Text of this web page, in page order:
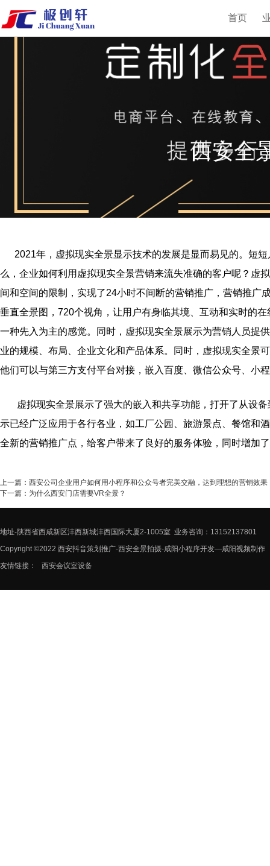
首页
西安全
2021年，虚拟现实全景显示技术的发展是显而易见的。短短
么，企业如何利用虚拟现实全景营销来流失准确的客户呢？虚
间和空间的限制，实现了24小时不间断的营销推广，营销推广
垂直全景图，720个视角，让用户有身临其境、互动和实时的
一种先入为主的感觉。同时，虚拟现实全景展示为营销人员提
业的规模、布局、企业文化和产品体系。同时，虚拟现实全景
他们可以与第三方支付平台对接，嵌入百度、微信公众号、小
虚拟现实全景展示了强大的嵌入和共享功能，打开了从设备
示已经广泛应用于各行各业，如工厂公园、旅游景点、餐馆和
全新的营销推广点，给客户带来了良好的服务体验，同时增加
上一篇： 西安公司企业用户如何用小程序和公众号者完美交融，达到理想的营销效果
下一篇： 为什么西安门店需要VR全景？
地址-陕西省西咸新区沣西新城沣西国际大厦2-1005室 业务咨询：13152137801
Copyright ©2022 西安抖音策划推广-西安全景拍摄-咸阳小程序开发—咸阳视频制作
友情链接：
西安会议室设备